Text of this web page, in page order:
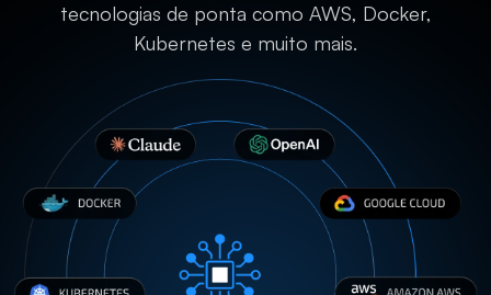
tecnologias de ponta como AWS, Docker,
Kubernetes e muito mais.